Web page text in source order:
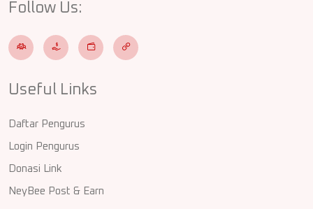
Follow Us:
Useful Links
Daftar Pengurus
Login Pengurus
Donasi Link
NeyBee Post & Earn